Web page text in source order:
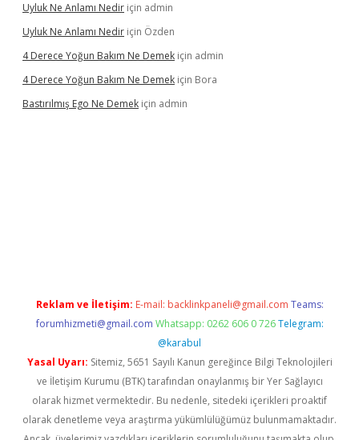
Uyluk Ne Anlamı Nedir için admin
Uyluk Ne Anlamı Nedir için Özden
4 Derece Yoğun Bakım Ne Demek için admin
4 Derece Yoğun Bakım Ne Demek için Bora
Bastırılmış Ego Ne Demek için admin
Reklam ve İletişim: E-mail: backlinkpaneli@gmail.com Teams:
forumhizmeti@gmail.com Whatsapp: 0262 606 0 726 Telegram:
@karabul
Yasal Uyarı: Sitemiz, 5651 Sayılı Kanun gereğince Bilgi Teknolojileri
ve İletişim Kurumu (BTK) tarafından onaylanmış bir Yer Sağlayıcı
olarak hizmet vermektedir. Bu nedenle, sitedeki içerikleri proaktif
olarak denetleme veya araştırma yükümlülüğümüz bulunmamaktadır.